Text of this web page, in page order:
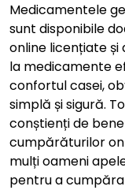
Medicamentele
sunt disponibile
online licențiate
la medicamente
confortul casei,
simplă și sigură.
conștienți de
cumpărăturilor
mulți oameni
pentru a